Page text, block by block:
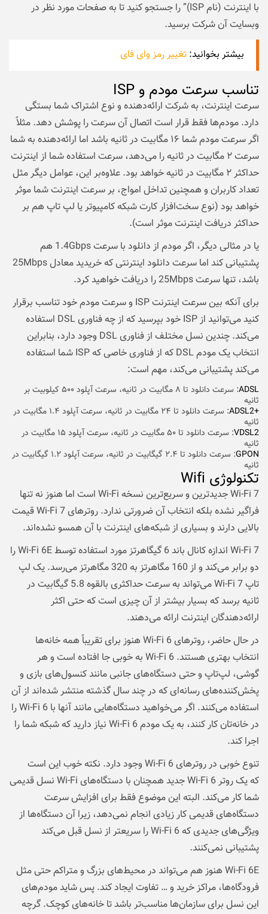
با اینترنت (نام ISP)” را جستجو کنید تا به صفحات مورد نظر در
وبسایت آن شرکت برسید.
بیشتر بخوانید: تغییر رمز وای فای
تناسب سرعت مودم و ISP
سرعت اینترنت، به شرکت ارائه‌دهنده و نوع اشتراک شما بستگی
دارد. مودم‌ها فقط قرار است اتصال آن سرعت را پوشش دهد. مثلاً
اگر سرعت مودم شما ۱۶ مگابیت در ثانیه باشد اما ارائه‌دهنده به شما
سرعت ۲ مگابیت در ثانیه را می‌دهد، سرعت استفاده شما از اینترنت
حداکثر ۲ مگابیت در ثانیه خواهد بود. علاوه‌بر این، عوامل دیگر مثل
تعداد کاربران و همچنین تداخل امواج، بر سرعت اینترنت شما موثر
خواهد بود (نوع سخت‌افزار کارت شبکه کامپیوتر یا لپ تاپ هم بر
حداکثر دریافت اینترنت موثر است).
یا در مثالی دیگر، اگر مودم از دانلود با سرعت 1.4Gbps هم
پشتیبانی کند اما سرعت دانلود اینترنتی که خریدید معادل 25Mbps
باشد، تنها سرعت 25Mbps را دریافت خواهید کرد.
برای آنکه بین سرعت اینترنت ISP و سرعت مودم خود تناسب برقرار
کنید می‌توانید از ISP خود بپرسید که از چه فناوری DSL استفاده
می‌کند. چندین نسل مختلف از فناوری DSL وجود دارد، بنابراین
انتخاب یک مودم DSL که از فناوری خاصی که ISP شما استفاده
می‌کند پشتیبانی می‌کند، مهم است:
ADSL
: سرعت دانلود تا ۸ مگابیت در ثانیه، سرعت آپلود ۵۰۰ کیلوبیت بر
ثانیه
+ADSL2
: سرعت دانلود تا ۲۴ مگابیت در ثانیه، سرعت آپلود ۱.۴ مگابیت در
ثانیه
VDSL2
: سرعت دانلود تا ۵۰ مگابیت در ثانیه، سرعت آپلود ۱۵ مگابیت در
ثانیه
GPON
: سرعت دانلود تا ۲.۴ گیگابیت در ثانیه، سرعت آپلود ۱.۲ گیگابیت در
ثانیه
تکنولوژی Wifi
Wi-Fi 7 جدیدترین و سریع‌ترین نسخه Wi-Fi است اما هنوز نه تنها
فراگیر نشده بلکه انتخاب آن ضرورتی ندارد. روترهای Wi-Fi 7 قیمت
بالایی دارند و بسیاری از شبکه‌های اینترنت با آن همسو نشده‌اند.
Wi-Fi 7 اندازه کانال باند 6 گیگاهرتز مورد استفاده توسط Wi-Fi 6E را
دو برابر می‌کند و از 160 مگاهرتز به 320 مگاهرتز می‌رسد. یک لپ
تاپ Wi-Fi 7 می‌تواند به سرعت حداکثری بالقوه 5.8 گیگابیت در
ثانیه برسد که بسیار بیشتر از آن چیزی است که حتی اکثر
ارائه‌دهندگان اینترنت ارائه می‌دهند.
در حال حاضر، روترهای Wi-Fi 6 هنوز برای تقریباً همه خانه‌ها
انتخاب بهتری هستند. Wi-Fi 6 به خوبی جا افتاده است و هر
گوشی، لپ‌تاپ و حتی دستگاه‌های جانبی مانند کنسول‌های بازی و
پخش‌کننده‌های رسانه‌ای که در چند سال گذشته منتشر شده‌اند از آن
استفاده می‌کنند. اگر می‌خواهید دستگاه‌هایی مانند آنها با Wi-Fi 6 را
در خانه‌تان کار کنند، به یک مودم Wi-Fi 6 نیاز دارید که شبکه شما را
اجرا کند.
تنوع خوبی در روترهای Wi-Fi 6 وجود دارد. نکته خوب این است
که یک روتر Wi-Fi 6 جدید همچنان با دستگاه‌های Wi-Fi نسل قدیمی
شما کار می‌کند. البته این موضوع فقط برای افزایش سرعت
دستگاه‌های قدیمی کار زیادی انجام نمی‌دهد، زیرا آن دستگاه‌ها از
ویژگی‌های جدیدی که Wi-Fi 6 را سریعتر از نسل قبل می‌کند
پشتیبانی نمی‌کنند.
Wi-Fi 6E هنوز هم می‌تواند در محیط‌های بزرگ و متراکم حتی مثل
فرودگاه‌ها، مراکز خرید و … تفاوت ایجاد کند. پس شاید مودم‌های
این نسل برای سازمان‌ها مناسب‌تر باشد تا خانه‌های کوچک. گرچه